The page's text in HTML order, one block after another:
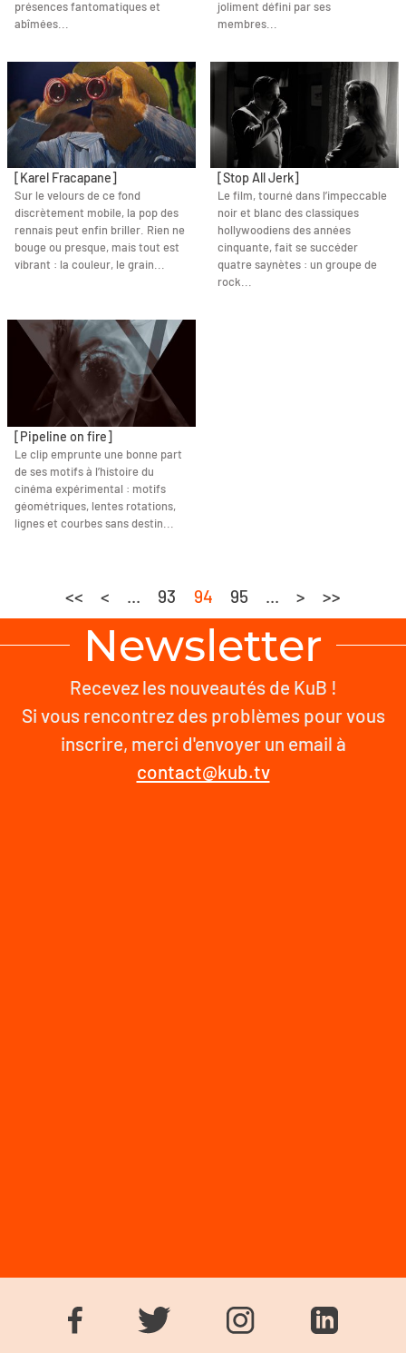
présences fantomatiques et
abîmées...
joliment défini par ses
membres...
[Karel Fracapane]
Sur le velours de ce fond
discrètement mobile, la pop des
rennais peut enfin briller. Rien ne
bouge ou presque, mais tout est
vibrant : la couleur, le grain...
[Stop All Jerk]
Le film, tourné dans l’impeccable
noir et blanc des classiques
hollywoodiens des années
cinquante, fait se succéder
quatre saynètes : un groupe de
rock...
[Pipeline on fire]
Le clip emprunte une bonne part
de ses motifs à l’histoire du
cinéma expérimental : motifs
géométriques, lentes rotations,
lignes et courbes sans destin...
<< < ... 93 94 95 ... > >>
Newsletter
Recevez les nouveautés de KuB !
Si vous rencontrez des problèmes pour vous
inscrire, merci d'envoyer un email à
contact@kub.tv